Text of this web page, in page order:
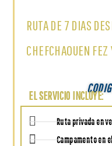
RUTA DE 7 DIAS
CHEFCHAOUEN
EL SERVICIO INCLUYE:
Ruta privada en
Campamento en